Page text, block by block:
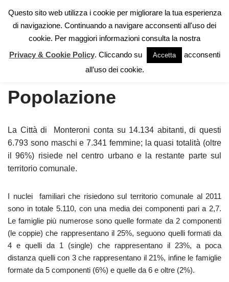
Vai
contenuto
Popolazione
Popolazione
La Città di Monteroni conta su 14.134 abitanti, di questi
6.793 sono maschi e 7.341 femmine; la quasi totalità (oltre
il 96%) risiede nel centro urbano e la restante parte sul
territorio comunale.
I nuclei familiari che risiedono sul territorio comunale al 2011
sono in totale 5.110, con una media dei componenti pari a 2,7.
Le famiglie più numerose sono quelle formate da 2 componenti
(le coppie) che rappresentano il 25%, seguono quelli formati da
4 e quelli da 1 (single) che rappresentano il 23%, a poca
distanza quelli con 3 che rappresentano il 21%, infine le famiglie
formate da 5 componenti (6%) e quelle da 6 e oltre (2%).
Questo sito web utilizza i cookie per migliorare la tua esperienza
di navigazione. Continuando a navigare acconsenti all'uso dei
cookie. Per maggiori informazioni consulta la nostra
Privacy & Cookie Policy. Cliccando su Accetta
acconsenti
all’uso dei cookie.